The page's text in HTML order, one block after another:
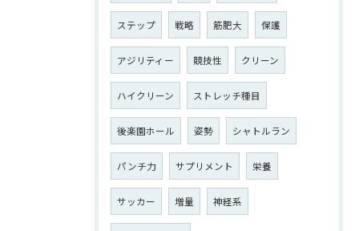
ステップ 戦略 筋肥大 保護
アジリティー 競技性 クリーン
ハイクリーン ストレッチ種目
後楽園ホール 姿勢 シャトルラン
パンチ力 サプリメント 栄養
サッカー 増量 神経系